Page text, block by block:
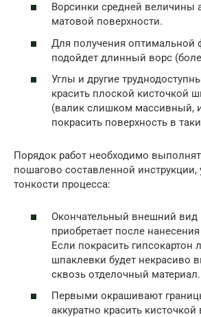
Ворсинки средней величины
матовой поверхности.
Для получения оптимальной
подойдет длинный ворс
Углы и другие
красить плоской кисточкой
(валик слишком массивный,
покрасить поверхность в
Порядок работ необходимо
пошагово составленной инструкции,
тонкости процесса:
Окончательный внешний вид
приобретает после нанесения
Если покрасить гипсокартон
шпаклевки будет некрасиво
сквозь отделочный материал.
Первыми окрашивают
аккуратно красить